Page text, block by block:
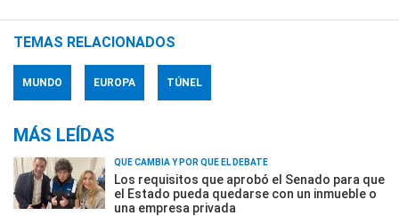
TEMAS RELACIONADOS
MUNDO EUROPA TÚNEL
MÁS LEÍDAS
QUÉ CAMBIA Y POR QUÉ EL DEBATE
Los requisitos que aprobó el Senado para que
el Estado pueda quedarse con un inmueble o
una empresa privada